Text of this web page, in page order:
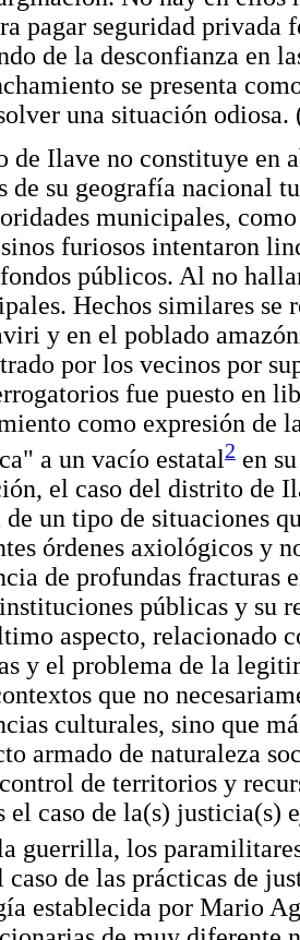
pagar seguridad
de la desconfianza en
se presenta
una situación
de Ilave no constituye en
de su geografía nacional
municipales,
furiosos intentaron
públicos. Al no
Hechos similares se
y en el poblado
por los vecinos por
fue puesto en
como expresión de
a un vacío estatal2 en
el caso del distrito de
de un tipo de situaciones
órdenes axiológicos y
de profundas fracturas
públicas y su
aspecto, relacionado
y el problema de la
que no
culturales, sino que
armado de naturaleza
de territorios y
el caso de la(s) justicia(s)
guerrilla, los
caso de las prácticas de
establecida por Mario